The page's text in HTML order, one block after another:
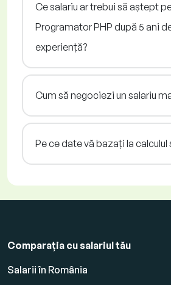
Ce salariu ar trebui să aștept
Programator PHP după 5 ani
experiență?
Cum să negociezi un salariu
Pe ce date vă bazați la calculul
Comparația cu salariul tău
Salarii în România